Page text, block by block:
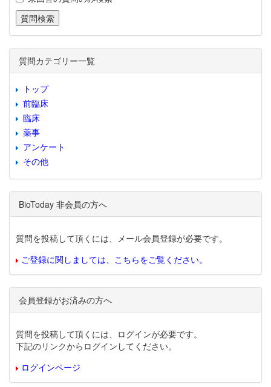
質問カテゴリー一覧
トップ
前臨床
臨床
薬事
アンケート
その他
BioToday 非会員の方へ
質問を投稿して頂くには、メール会員登録が必要です。
ご登録に関しましては、こちらをご覧ください。
会員登録がお済みの方へ
質問を投稿して頂くには、ログインが必要です。
下記のリンクからログインしてください。
ログインページ